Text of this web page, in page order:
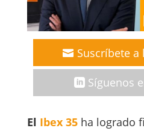
Suscríbete
Síguenos
El Ibex 35 ha logrado